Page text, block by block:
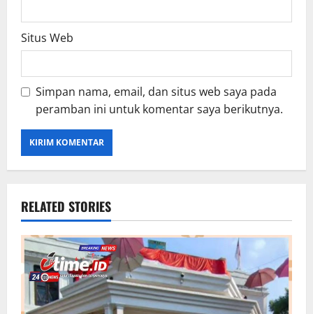
Situs Web
Simpan nama, email, dan situs web saya pada
peramban ini untuk komentar saya berikutnya.
RELATED STORIES